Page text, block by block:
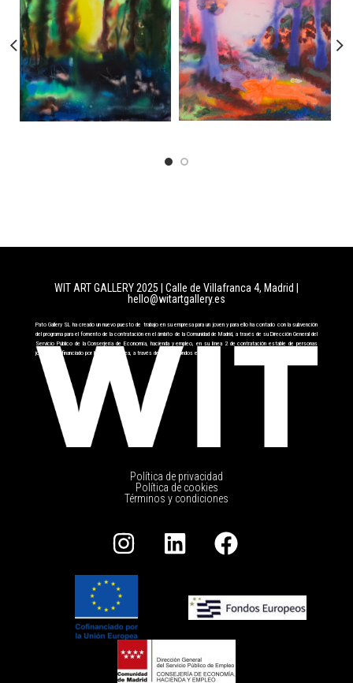
WIT ART GALLERY 2025 | Calle de Villafranca 4, Madrid |
hello@witartgallery.es
Pato Gallery SL ha creado un nuevo puesto de trabajo en su empresa para un joven y para ello ha contado con la subvención
del programa para el fomento de la contratación en el ámbito de la Comunidad de Madrid, a través de su Dirección General del
Servicio Público de la Conserjería de Economía, hacienda y empleo, en su línea 2 de contratación estable de personas
jóvenes cofinanciado por la Unión Europea, a través del FSE+ fondos europeos.
Política de privacidad
Política de cookies
Términos y condiciones